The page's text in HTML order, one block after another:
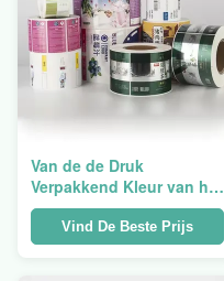
Van de de Druk
Verpakkend Kleur van het
douane Kosmetisch
Etiket het Particuliere
huishouden dagelijks
Vind De Beste Prijs